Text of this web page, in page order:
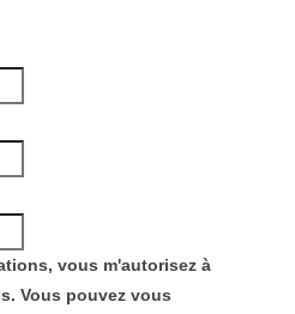
vous m'autorisez à
Vous pouvez vous